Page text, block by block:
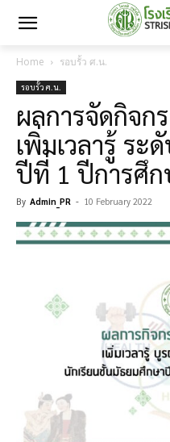
Home รอบรั้ว ศ.น.
รอบรั้ว ศ.น.
ผลการจัดกิจก
เพิ่มเวลารู้ ร
ปีที่ 1 ปีการศึ
By Admin_PR - 10 February 2022